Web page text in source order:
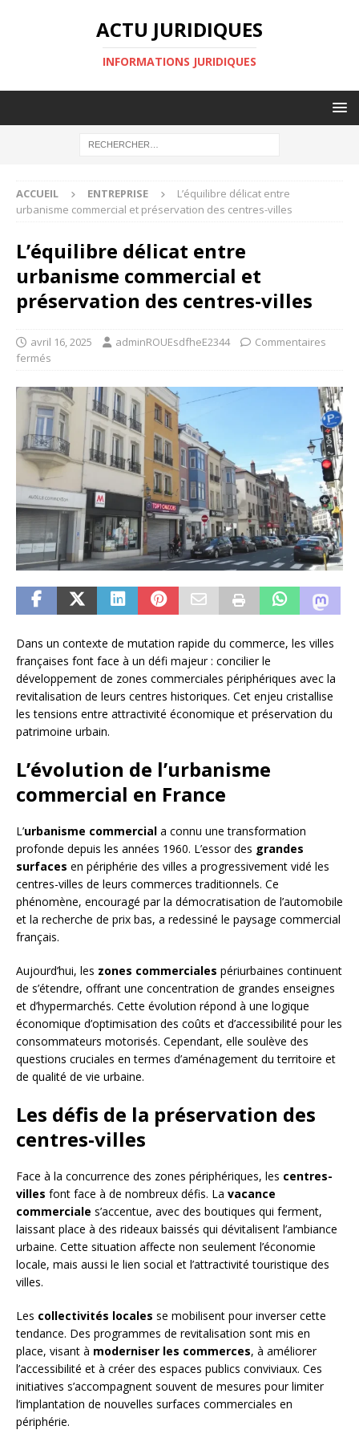
ACTU JURIDIQUES
INFORMATIONS JURIDIQUES
ACCUEIL ENTREPRISE
L’équilibre délicat entre
urbanisme commercial et préservation des centres-villes
L’équilibre délicat entre
urbanisme commercial et
préservation des centres-villes
avril 16, 2025 adminROUEsdfheE2344
Commentaires
fermés
Dans un contexte de mutation rapide du commerce, les villes
françaises font face à un défi majeur : concilier le
développement de zones commerciales périphériques avec la
revitalisation de leurs centres historiques. Cet enjeu cristallise
les tensions entre attractivité économique et préservation du
patrimoine urbain.
L’évolution de l’urbanisme
commercial en France
L’urbanisme commercial a connu une transformation
profonde depuis les années 1960. L’essor des grandes
surfaces en périphérie des villes a progressivement vidé les
centres-villes de leurs commerces traditionnels. Ce
phénomène, encouragé par la démocratisation de l’automobile
et la recherche de prix bas, a redessiné le paysage commercial
français.
Aujourd’hui, les zones commerciales périurbaines continuent
de s’étendre, offrant une concentration de grandes enseignes
et d’hypermarchés. Cette évolution répond à une logique
économique d’optimisation des coûts et d’accessibilité pour les
consommateurs motorisés. Cependant, elle soulève des
questions cruciales en termes d’aménagement du territoire et
de qualité de vie urbaine.
Les défis de la préservation des
centres-villes
Face à la concurrence des zones périphériques, les centres-
villes font face à de nombreux défis. La vacance
commerciale s’accentue, avec des boutiques qui ferment,
laissant place à des rideaux baissés qui dévitalisent l’ambiance
urbaine. Cette situation affecte non seulement l’économie
locale, mais aussi le lien social et l’attractivité touristique des
villes.
Les collectivités locales se mobilisent pour inverser cette
tendance. Des programmes de revitalisation sont mis en
place, visant à moderniser les commerces, à améliorer
l’accessibilité et à créer des espaces publics conviviaux. Ces
initiatives s’accompagnent souvent de mesures pour limiter
l’implantation de nouvelles surfaces commerciales en
périphérie.